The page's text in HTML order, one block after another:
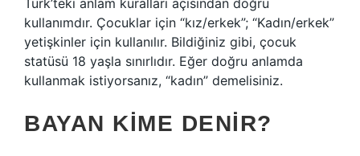
Türk’teki anlam kuralları açısından doğru
kullanımdır. Çocuklar için “kız/erkek”; “Kadın/erkek”
yetişkinler için kullanılır. Bildiğiniz gibi, çocuk
statüsü 18 yaşla sınırlıdır. Eğer doğru anlamda
kullanmak istiyorsanız, “kadın” demelisiniz.
BAYAN KIME DENIR?